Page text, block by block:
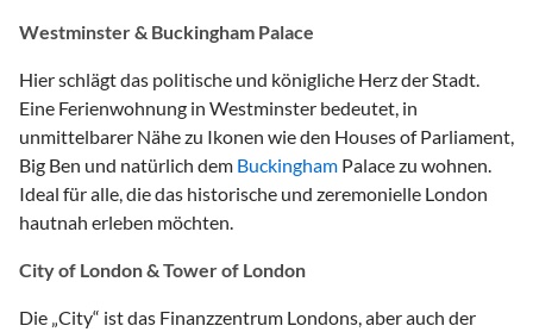
Westminster & Buckingham Palace
Hier schlägt das politische und königliche Herz der Stadt.
Eine Ferienwohnung in Westminster bedeutet, in
unmittelbarer Nähe zu Ikonen wie den Houses of Parliament,
Big Ben und natürlich dem Buckingham Palace zu wohnen.
Ideal für alle, die das historische und zeremonielle London
hautnah erleben möchten.
City of London & Tower of London
Die „City“ ist das Finanzzentrum Londons, aber auch der